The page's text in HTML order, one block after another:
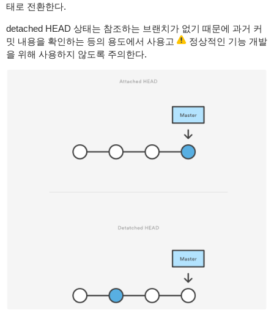
태로 전환한다.
detached HEAD 상태는 참조하는 브랜치가 없기 때문에 과거 커
밋 내용을 확인하는 등의 용도에서 사용고
정상적인 기능 개발
을 위해 사용하지 않도록 주의한다.